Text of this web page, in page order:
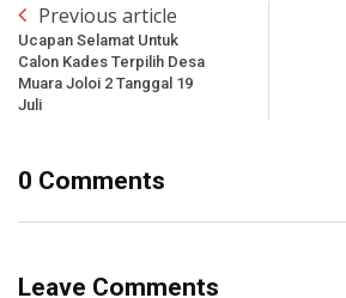
Previous article
Ucapan Selamat Untuk
Calon Kades Terpilih Desa
Muara Joloi 2 Tanggal 19
Juli
0 Comments
Leave Comments